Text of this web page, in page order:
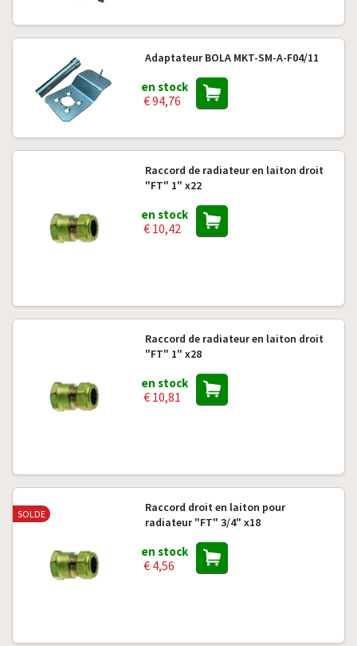
Adaptateur BOLA MKT-SM-A-F04/11
en stock
€ 94,76
Raccord de radiateur en laiton droit
"FT" 1" x22
en stock
€ 10,42
Raccord de radiateur en laiton droit
"FT" 1" x28
en stock
€ 10,81
Raccord droit en laiton pour
radiateur "FT" 3/4" x18
en stock
€ 4,56
SOLDE